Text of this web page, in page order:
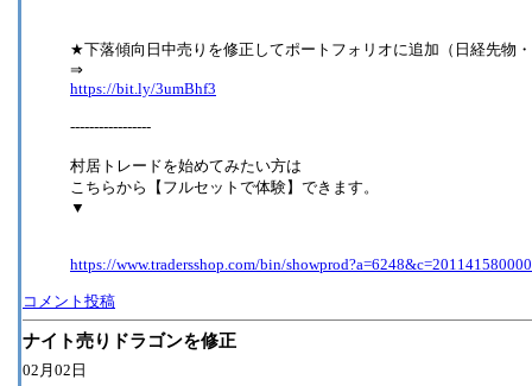
★下落傾向日中売りを修正してポートフォリオに追加（日経先物
⇒
https://bit.ly/3umBhf3
-----------------
村居トレードを始めてみたい方は
こちらから【フルセットで体験】できます。
▼
https://www.tradersshop.com/bin/
コメント投稿
ナイト売りドラゴンを修正
02月02日